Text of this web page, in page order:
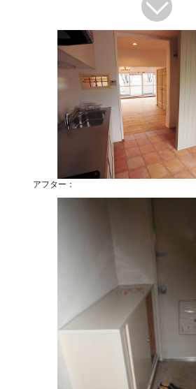
アフター：